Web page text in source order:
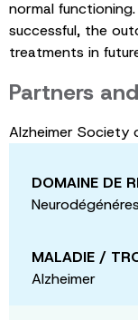
normal
successful, the
treatments in
Partners
Alzheimer Society
DOMAINE DE
MALADIE /
Alzheimer